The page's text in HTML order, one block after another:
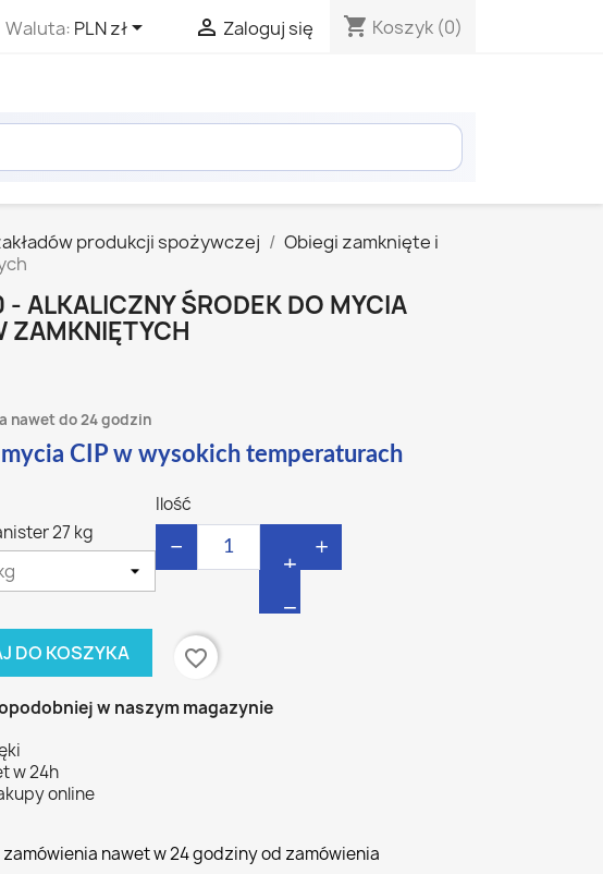
Waluta: PLN zł  Zaloguj się shopping_cart Koszyk (0)
produkcji spożywczej
Obiegi zamknięte i
- ALKALICZNY ŚRODEK DO MYCIA
ZAMKNIĘTYCH
nawet do 24 godzin
CIP w wysokich temperaturach
27 kg
Ilość
− +
DO KOSZYKA
favorite_border
w naszym magazynie
w 24h
online
zamówienia nawet w 24 godziny od zamówienia